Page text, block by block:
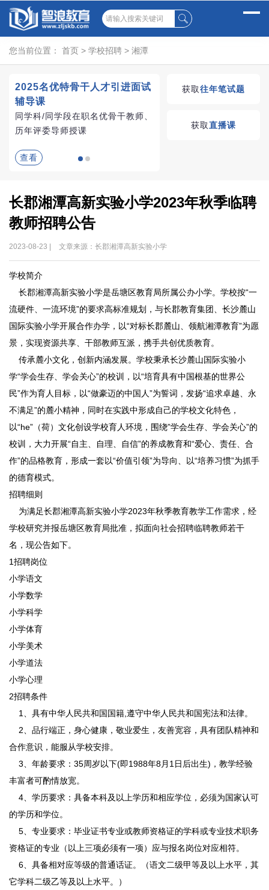
您当前位置： 首页 > 学校招聘 > 湘潭
2025名优特骨干人才引进面试
辅导课
同学科/同学段在职名优骨干教师、
历年评委导师授课
查看
湖南教师招聘考试优
获取往年笔试题
获取直播课
长郡湘潭高新实验小学2023年秋季临聘
教师招聘公告
2023-08-23 | 文章来源：长郡湘潭高新实验小学
学校简介
长郡湘潭高新实验小学是岳塘区教育局所属公办小学。学校按“一
流硬件、一流环境”的要求高标准规划，与长郡教育集团、长沙麓山
国际实验小学开展合作办学，以“对标长郡麓山、领航湘潭教育”为愿
景，实现资源共享、干部教师互派，携手共创优质教育。
传承麓小文化，创新内涵发展。学校秉承长沙麓山国际实验小
学“学会生存、学会关心”的校训，以“培育具有中国根基的世界公
民”作为育人目标，以“做豪迈的中国人”为誓词，发扬“追求卓越、永
不满足”的麓小精神，同时在实践中形成自己的学校文化特色，
以“he”（荷）文化创设学校育人环境，围绕”学会生存、学会关心”的
校训，大力开展“自主、自理、自信”的养成教育和“爱心、责任、合
作”的品格教育，形成一套以“价值引领”为导向、以“培养习惯”为抓手
的德育模式。
招聘细则
为满足长郡湘潭高新实验小学2023年秋季教育教学工作需求，经
学校研究并报岳塘区教育局批准，拟面向社会招聘临聘教师若干
名，现公告如下。
1招聘岗位
小学语文
小学数学
小学科学
小学体育
小学美术
小学道法
小学心理
2招聘条件
1、具有中华人民共和国国籍,遵守中华人民共和国宪法和法律。
2、品行端正，身心健康，敬业爱生，友善宽容，具有团队精神和
合作意识，能服从学校安排。
3、年龄要求：35周岁以下(即1988年8月1日后出生)，教学经验
丰富者可酌情放宽。
4、学历要求：具备本科及以上学历和相应学位，必须为国家认可
的学历和学位。
5、专业要求：毕业证书专业或教师资格证的学科或专业技术职务
资格证的专业（以上三项必须有一项）应与报名岗位对应相符。
6、具备相对应等级的普通话证。（语文二级甲等及以上水平，其
它学科二级乙等及以上水平。）